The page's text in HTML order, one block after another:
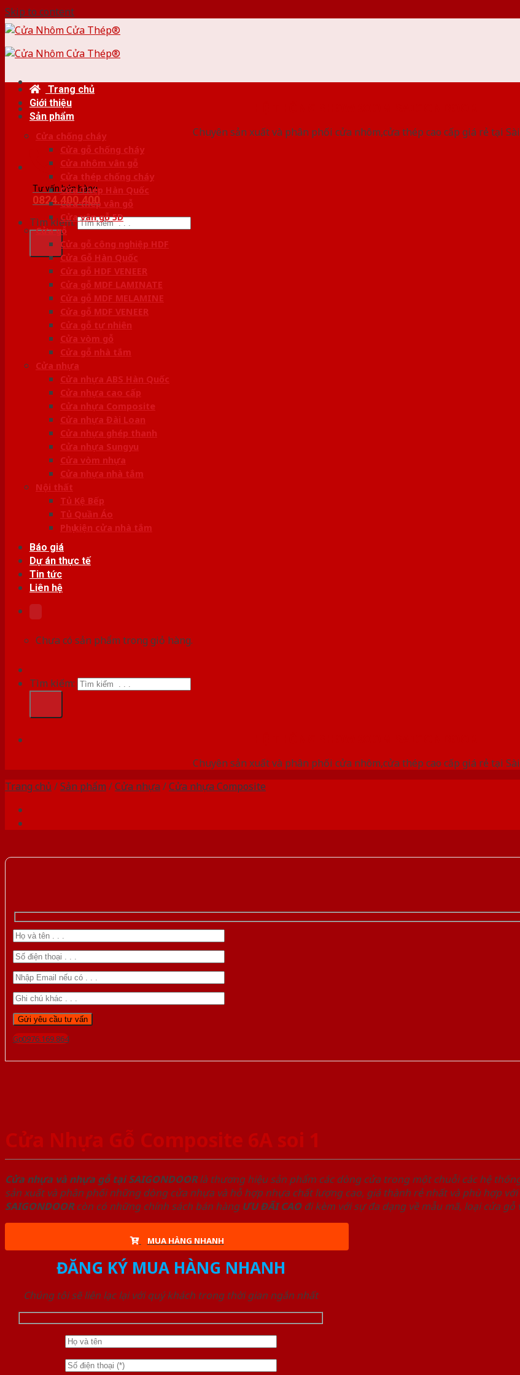
Skip to content
Chuyên sản xuất và phân phối cửa nhôm,cửa thép cao cấp giá rẻ tại
Tư vấn bán hàng
0824.400.400
Tìm kiếm:
Trang chủ
Giới thiệu
Sản phẩm
Cửa chống cháy
Cửa gỗ chống cháy
Cửa nhôm vân gỗ
Cửa thép chống cháy
Cửa Thép Hàn Quốc
Cửa thép vân gỗ
Cửa vân gỗ 5D
Cửa gỗ
Cửa gỗ công nghiệp HDF
Cửa Gỗ Hàn Quốc
Cửa gỗ HDF VENEER
Cửa gỗ MDF LAMINATE
Cửa gỗ MDF MELAMINE
Cửa gỗ MDF VENEER
Cửa gỗ tự nhiên
Cửa vòm gỗ
Cửa gỗ nhà tắm
Cửa nhựa
Cửa nhựa ABS Hàn Quốc
Cửa nhựa cao cấp
Cửa nhựa Composite
Cửa nhựa Đài Loan
Cửa nhựa ghép thanh
Cửa nhựa Sungyu
Cửa vòm nhựa
Cửa nhựa nhà tắm
Nội thất
Tủ Kệ Bếp
Tủ Quần Áo
Phụ kiện cửa nhà tắm
Báo giá
Dự án thực tế
Tin tức
Liên hệ
Chưa có sản phẩm trong giỏ hàng.
Tìm kiếm:
Chuyên sản xuất và phân phối cửa nhôm,cửa thép cao cấp giá rẻ tại
Trang chủ /Sản phẩm /Cửa nhựa /Cửa nhựa Composite
Gọi 0976.169.864
Cửa Nhựa Gỗ Composite 6A soi 1
Cửa nhựa và nhựa gỗ tại SAIGONDOORlà thương hiệu sản phẩm các dòng cửa trong một chuỗi các hệ
sản xuất và phân phối những dòng cửa nhựa và hỗ hợp nhựa chất lượng cao, giá thành rẻ nhất và phù hợp
SAIGONDOORcòn có những chính sách bán hàng ƯU ĐÃI CAOđi kèm với sự đa dạng về mẫu mã, loại cửa
MUA HÀNG NHANH
ĐĂNG KÝ MUA HÀNG NHANH
Chúng tôi sẽ liên lạc lại với quý khách trong thời gian ngắn nhất